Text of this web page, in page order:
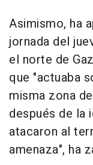
Asimismo, ha
jornada del
el norte de
que "actuaba
misma zona
después de la
atacaron al
amenaza", ha